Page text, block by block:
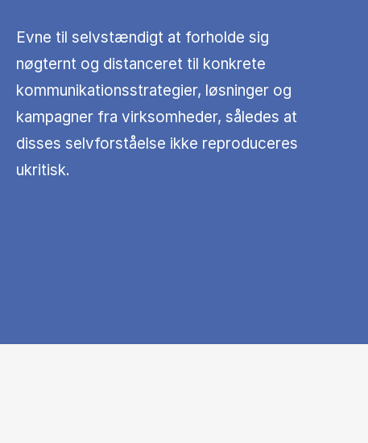
Evne til selvstændigt at forholde sig
nøgternt og distanceret til konkrete
kommunikationsstrategier, løsninger og
kampagner fra virksomheder, således at
disses selvforståelse ikke reproduceres
ukritisk.